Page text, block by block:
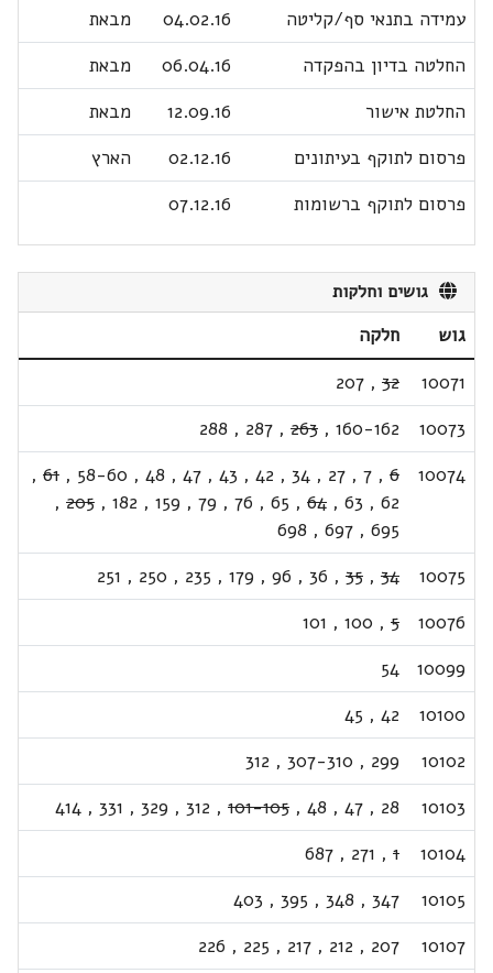
עמידה בתנאי סף/קליטה 04.02.16
מבאת
החלטה בדיון בהפקדה
06.04.16
מבאת
החלטת אישור
12.09.16
מבאת
פרסום לתוקף בעיתונים
02.12.16
הארץ
פרסום לתוקף ברשומות
07.12.16
גושים וחלקות
גוש
חלקה
10071
32
,
207
10073
160-162
,
263
,
287
,
288
10074
6
,
7
,
27
,
34
,
42
,
43
,
47
,
48
,
58-60
,
61
,
62
,
63
,
64
,
65
,
76
,
79
,
159
,
182
,
205
,
695
,
697
,
698
10075
34
,
35
,
36
,
96
,
179
,
235
,
250
,
251
10076
5
,
100
,
101
10099
54
10100
42
,
45
10102
299
,
307-310
,
312
10103
28
,
47
,
48
,
101-105
,
312
,
329
,
331
,
414
10104
1
,
271
,
687
10105
347
,
348
,
395
,
403
10107
207
,
212
,
217
,
225
,
226